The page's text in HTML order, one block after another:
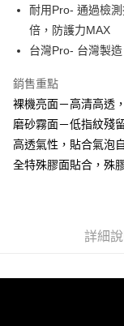
運送方式
7-11取貨付款
宅配
每筆NT$55，滿
耐用Pro- 通過檢
倍，防護力MAX
台灣Pro- 台灣製
銷售重點
裸機亮面－高清高透
磨砂霧面－低指紋殘
高透氣性，貼合氣泡
全特殊膠面貼合，殊
詳細